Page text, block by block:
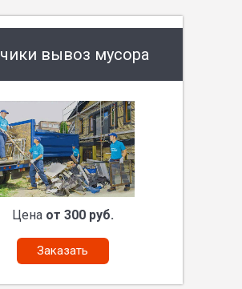
вывоз мусора
Цена от 300 руб.
Заказать